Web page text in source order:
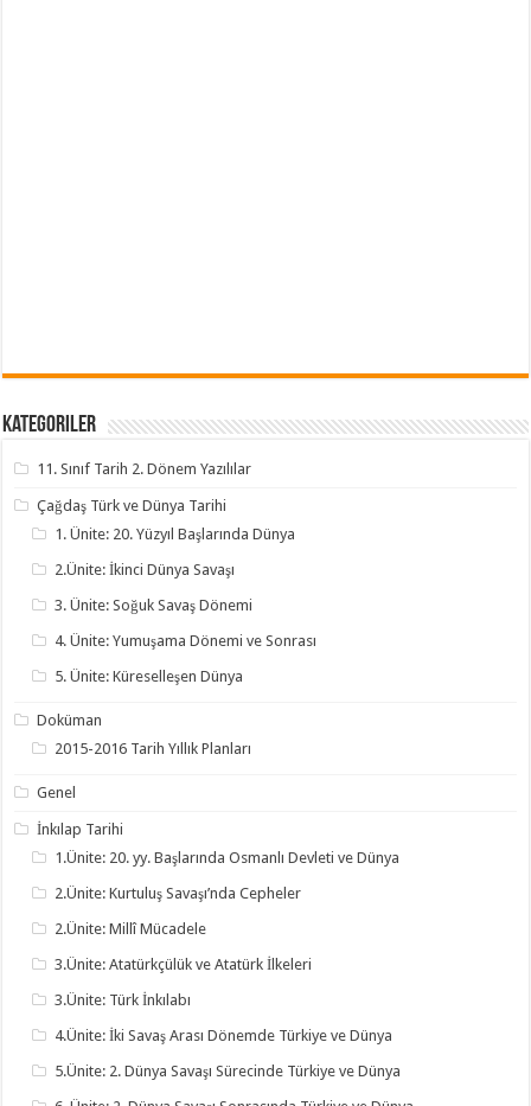
Kategoriler
11. Sınıf Tarih 2. Dönem Yazılılar
Çağdaş Türk ve Dünya Tarihi
1. Ünite: 20. Yüzyıl Başlarında Dünya
2.Ünite: İkinci Dünya Savaşı
3. Ünite: Soğuk Savaş Dönemi
4. Ünite: Yumuşama Dönemi ve Sonrası
5. Ünite: Küreselleşen Dünya
Doküman
2015-2016 Tarih Yıllık Planları
Genel
İnkılap Tarihi
1.Ünite: 20. yy. Başlarında Osmanlı Devleti ve Dünya
2.Ünite: Kurtuluş Savaşı’nda Cepheler
2.Ünite: Millî Mücadele
3.Ünite: Atatürkçülük ve Atatürk İlkeleri
3.Ünite: Türk İnkılabı
4.Ünite: İki Savaş Arası Dönemde Türkiye ve Dünya
5.Ünite: 2. Dünya Savaşı Sürecinde Türkiye ve Dünya